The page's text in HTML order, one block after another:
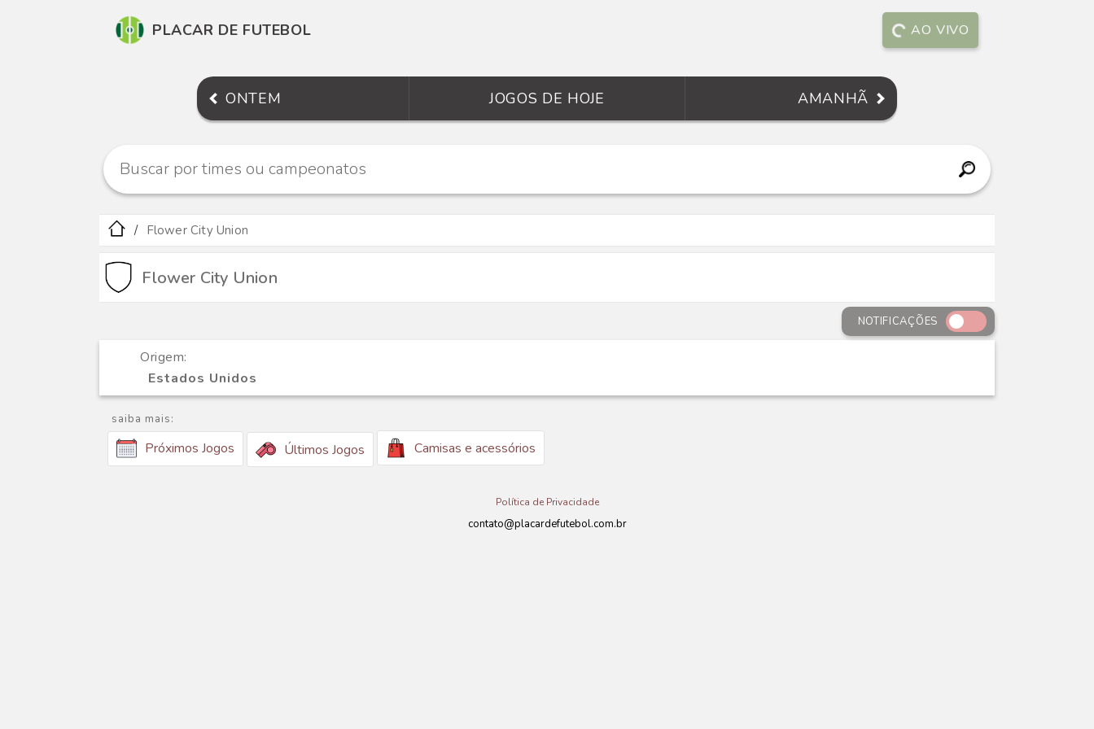
PLACAR DE FUTEBOL AO VIVO
ONTEM JOGOS DE HOJE AMANHÃ
Flower City Union
Flower City Union
NOTIFICAÇÕES
Origem:
Estados Unidos
saiba mais:
Próximos Jogos Últimos Jogos Camisas e acessórios
Política de Privacidade
contato@placardefutebol.com.br